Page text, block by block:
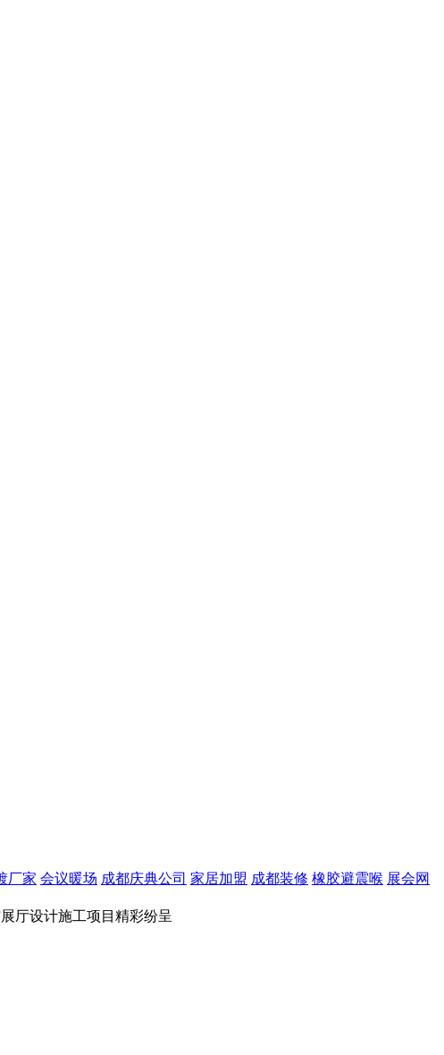
厂家 会议暖场 成都庆典公司 家居加盟 成都装修 橡胶避震喉 展会网
展厅设计施工项目精彩纷呈